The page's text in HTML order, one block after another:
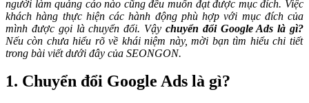
người làm quảng cáo nào cũng đều muốn đạt được mục đích. Việc
khách hàng thực hiện các hành động phù hợp với mục đích của
mình được gọi là chuyển đổi. Vậy chuyển đổi Google Ads là gì?
Nếu còn chưa hiểu rõ về khái niệm này, mời bạn tìm hiểu chi tiết
trong bài viết dưới đây của SEONGON.
1. Chuyển đổi Google Ads là gì?